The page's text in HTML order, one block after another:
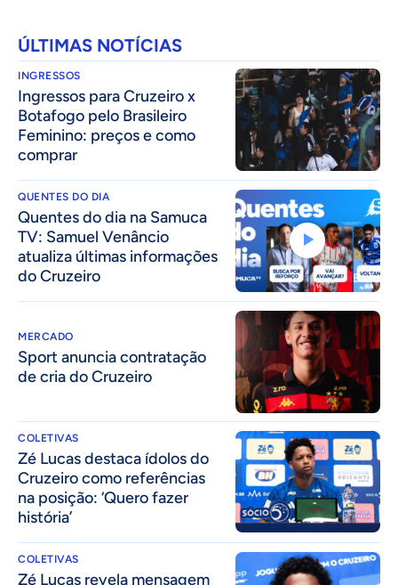
ÚLTIMAS NOTÍCIAS
INGRESSOS
Ingressos para Cruzeiro x
Botafogo pelo Brasileiro
Feminino: preços e como
comprar
QUENTES DO DIA
Quentes do dia na Samuca
TV: Samuel Venâncio
atualiza últimas informações
do Cruzeiro
MERCADO
Sport anuncia contratação
de cria do Cruzeiro
COLETIVAS
Zé Lucas destaca ídolos do
Cruzeiro como referências
na posição: ‘Quero fazer
história’
COLETIVAS
Zé Lucas revela mensagem